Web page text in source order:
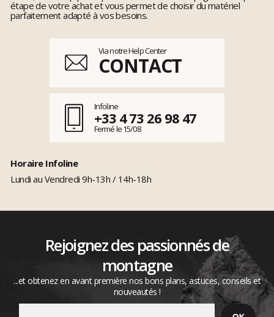
étape de votre achat et vous permet de choisir du matériel
parfaitement adapté à vos besoins.
Via notre Help Center
CONTACT
Infoline
+33 4 73 26 98 47
Fermé le 15/08
Horaire Infoline
Lundi au Vendredi 9h-13h / 14h-18h
Rejoignez des passionnés de
montagne
...et obtenez en avant première nos bons plans, astuces, conseils et
nouveautés !